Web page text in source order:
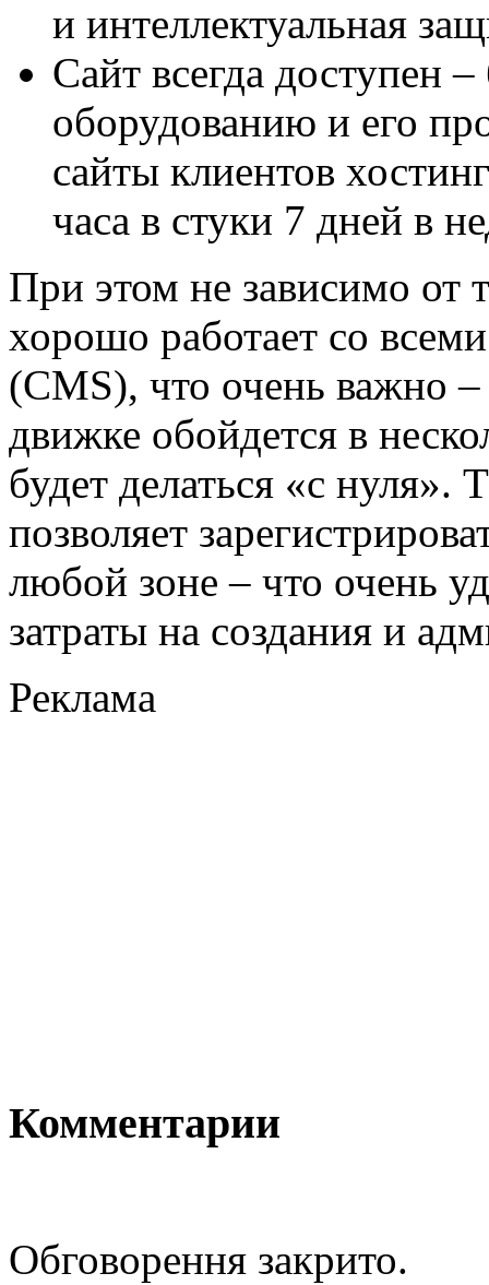
и интеллектуальная
Сайт всегда доступен
оборудованию и его
сайты клиентов
часа в стуки 7 дней в
При этом не зависимо от
хорошо работает со
(CMS), что очень важно –
движке обойдется в
будет делаться «с
позволяет
любой зоне – что очень
затраты на создания и
Реклама
Комментарии
Обговорення закрито.